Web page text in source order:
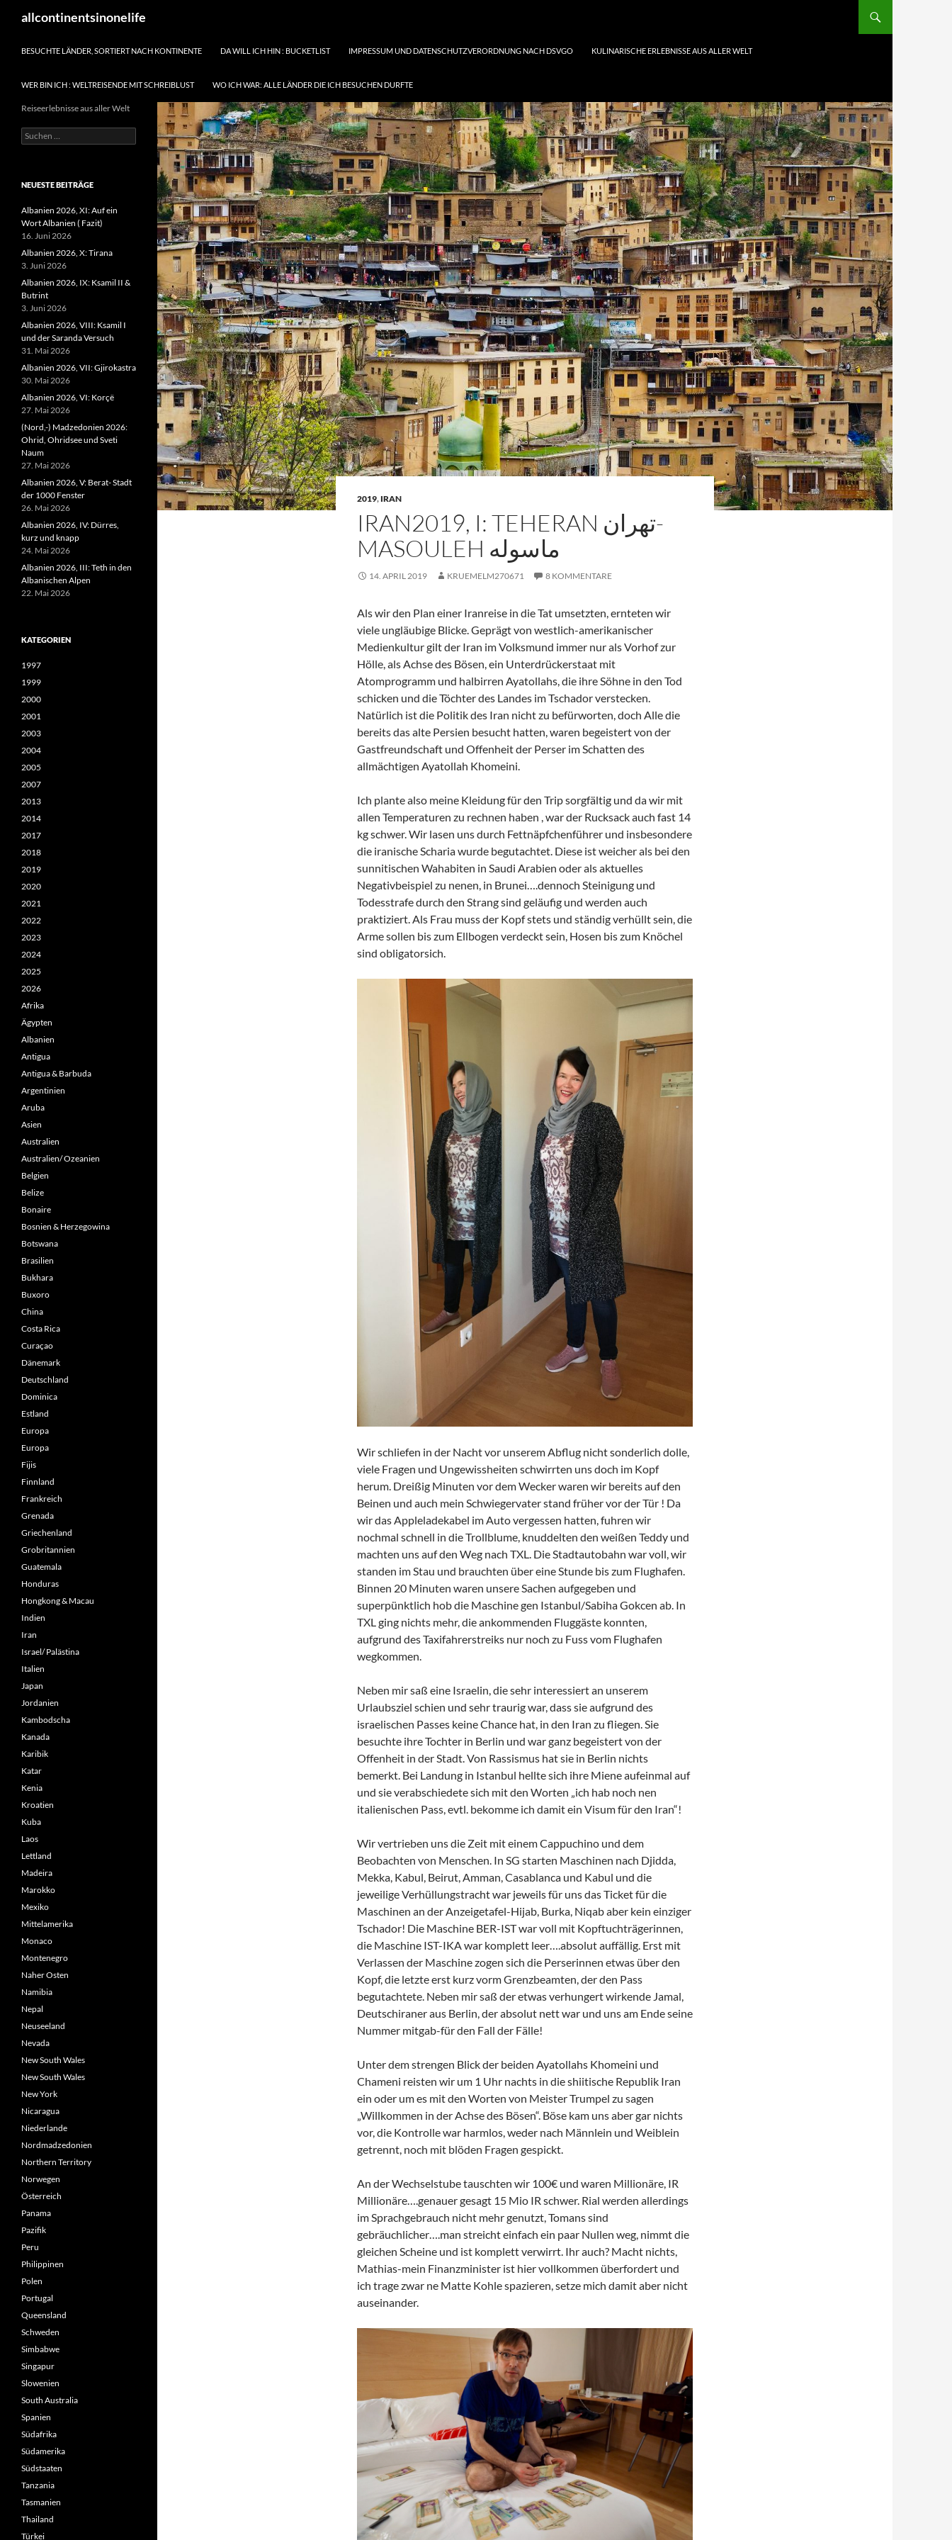
Inhaltallcontinentsinonelife
BESUCHTE LÄNDER, SORTIERT NACH KONTINENTE DA WILL ICH HIN : BUCKETLIST IMPRESSUM UND DATENSCHUTZVERORDNUNG NACH DSVGO KULINARISCHE ERLEBNISSE AUS ALLER WELT
WER BIN ICH : WELTREISENDE MIT SCHREIBLUST WO ICH WAR: ALLE LÄNDER DIE ICH BESUCHEN DURFTE
2019, IRAN
IRAN2019, I: TEHERAN تهران-
MASOULEH ماسوله
14. APRIL 2019 KRUEMELM270671 8 KOMMENTARE
Als wir den Plan einer Iranreise in die Tat umsetzten, ernteten wir
viele ungläubige Blicke. Geprägt von westlich-amerikanischer
Medienkultur gilt der Iran im Volksmund immer nur als Vorhof zur
Hölle, als Achse des Bösen, ein Unterdrückerstaat mit
Atomprogramm und halbirren Ayatollahs, die ihre Söhne in den Tod
schicken und die Töchter des Landes im Tschador verstecken.
Natürlich ist die Politik des Iran nicht zu befürworten, doch Alle die
bereits das alte Persien besucht hatten, waren begeistert von der
Gastfreundschaft und Offenheit der Perser im Schatten des
allmächtigen Ayatollah Khomeini.
Ich plante also meine Kleidung für den Trip sorgfältig und da wir mit
allen Temperaturen zu rechnen haben , war der Rucksack auch fast 14
kg schwer. Wir lasen uns durch Fettnäpfchenführer und insbesondere
die iranische Scharia wurde begutachtet. Diese ist weicher als bei den
sunnitischen Wahabiten in Saudi Arabien oder als aktuelles
Negativbeispiel zu nenen, in Brunei….dennoch Steinigung und
Todesstrafe durch den Strang sind geläufig und werden auch
praktiziert. Als Frau muss der Kopf stets und ständig verhüllt sein, die
Arme sollen bis zum Ellbogen verdeckt sein, Hosen bis zum Knöchel
sind obligatorsich.
Wir schliefen in der Nacht vor unserem Abflug nicht sonderlich dolle,
viele Fragen und Ungewissheiten schwirrten uns doch im Kopf
herum. Dreißig Minuten vor dem Wecker waren wir bereits auf den
Beinen und auch mein Schwiegervater stand früher vor der Tür ! Da
wir das Appleladekabel im Auto vergessen hatten, fuhren wir
nochmal schnell in die Trollblume, knuddelten den weißen Teddy und
machten uns auf den Weg nach TXL. Die Stadtautobahn war voll, wir
standen im Stau und brauchten über eine Stunde bis zum Flughafen.
Binnen 20 Minuten waren unsere Sachen aufgegeben und
superpünktlich hob die Maschine gen Istanbul/Sabiha Gokcen ab. In
TXL ging nichts mehr, die ankommenden Fluggäste konnten,
aufgrund des Taxifahrerstreiks nur noch zu Fuss vom Flughafen
wegkommen.
Neben mir saß eine Israelin, die sehr interessiert an unserem
Urlaubsziel schien und sehr traurig war, dass sie aufgrund des
israelischen Passes keine Chance hat, in den Iran zu fliegen. Sie
besuchte ihre Tochter in Berlin und war ganz begeistert von der
Offenheit in der Stadt. Von Rassismus hat sie in Berlin nichts
bemerkt. Bei Landung in Istanbul hellte sich ihre Miene aufeinmal auf
und sie verabschiedete sich mit den Worten „ich hab noch nen
italienischen Pass, evtl. bekomme ich damit ein Visum für den Iran“!
Wir vertrieben uns die Zeit mit einem Cappuchino und dem
Beobachten von Menschen. In SG starten Maschinen nach Djidda,
Mekka, Kabul, Beirut, Amman, Casablanca und Kabul und die
jeweilige Verhüllungstracht war jeweils für uns das Ticket für die
Maschinen an der Anzeigetafel-Hijab, Burka, Niqab aber kein einziger
Tschador! Die Maschine BER-IST war voll mit Kopftuchträgerinnen,
die Maschine IST-IKA war komplett leer….absolut auffällig. Erst mit
Verlassen der Maschine zogen sich die Perserinnen etwas über den
Kopf, die letzte erst kurz vorm Grenzbeamten, der den Pass
begutachtete. Neben mir saß der etwas verhungert wirkende Jamal,
Deutschiraner aus Berlin, der absolut nett war und uns am Ende seine
Nummer mitgab-für den Fall der Fälle!
Unter dem strengen Blick der beiden Ayatollahs Khomeini und
Chameni reisten wir um 1 Uhr nachts in die shiitische Republik Iran
ein oder um es mit den Worten von Meister Trumpel zu sagen
„Willkommen in der Achse des Bösen“. Böse kam uns aber gar nichts
vor, die Kontrolle war harmlos, weder nach Männlein und Weiblein
getrennt, noch mit blöden Fragen gespickt.
An der Wechselstube tauschten wir 100€ und waren Millionäre, IR
Millionäre….genauer gesagt 15 Mio IR schwer. Rial werden allerdings
im Sprachgebrauch nicht mehr genutzt, Tomans sind
gebräuchlicher….man streicht einfach ein paar Nullen weg, nimmt die
gleichen Scheine und ist komplett verwirrt. Ihr auch? Macht nichts,
Mathias-mein Finanzminister ist hier vollkommen überfordert und
ich trage zwar ne Matte Kohle spazieren, setze mich damit aber nicht
auseinander.
Reiseerlebnisse aus aller Welt
Suchen
nach:
NEUESTE BEITRÄGE
Albanien 2026, XI: Auf ein
Wort Albanien ( Fazit)
16. Juni 2026
Albanien 2026, X: Tirana
3. Juni 2026
Albanien 2026, IX: Ksamil II &
Butrint
3. Juni 2026
Albanien 2026, VIII: Ksamil I
und der Saranda Versuch
31. Mai 2026
Albanien 2026, VII: Gjirokastra
30. Mai 2026
Albanien 2026, VI: Korçë
27. Mai 2026
(Nord,-) Madzedonien 2026:
Ohrid, Ohridsee und Sveti
Naum
27. Mai 2026
Albanien 2026, V: Berat- Stadt
der 1000 Fenster
26. Mai 2026
Albanien 2026, IV: Dürres,
kurz und knapp
24. Mai 2026
Albanien 2026, III: Teth in den
Albanischen Alpen
22. Mai 2026
KATEGORIEN
1997
1999
2000
2001
2003
2004
2005
2007
2013
2014
2017
2018
2019
2020
2021
2022
2023
2024
2025
2026
Afrika
Ägypten
Albanien
Antigua
Antigua & Barbuda
Argentinien
Aruba
Asien
Australien
Australien/ Ozeanien
Belgien
Belize
Bonaire
Bosnien & Herzegowina
Botswana
Brasilien
Bukhara
Buxoro
China
Costa Rica
Curaçao
Dänemark
Deutschland
Dominica
Estland
Europa
Europa
Fijis
Finnland
Frankreich
Grenada
Griechenland
Grobritannien
Guatemala
Honduras
Hongkong & Macau
Indien
Iran
Israel/ Palästina
Italien
Japan
Jordanien
Kambodscha
Kanada
Karibik
Katar
Kenia
Kroatien
Kuba
Laos
Lettland
Madeira
Marokko
Mexiko
Mittelamerika
Monaco
Montenegro
Naher Osten
Namibia
Nepal
Neuseeland
Nevada
New South Wales
New South Wales
New York
Nicaragua
Niederlande
Nordmadzedonien
Northern Territory
Norwegen
Österreich
Panama
Pazifik
Peru
Philippinen
Polen
Portugal
Queensland
Schweden
Simbabwe
Singapur
Slowenien
South Australia
Spanien
Südafrika
Südamerika
Südstaaten
Tanzania
Tasmanien
Thailand
Türkei